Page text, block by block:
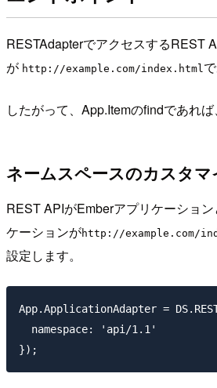
RESTAdapterでアクセスするREST
が http://example.com/index.html
したがって、App.Itemのfindであれば、
ネームスペースのカスタマ
REST APIがEmberアプリケーショ
ケーションがhttp://example.com/
設定します。
App.ApplicationAdapter =
  namespace: 'api/1.1'